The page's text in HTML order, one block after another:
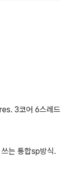
3코어 6스레드
는 통합sp방식.